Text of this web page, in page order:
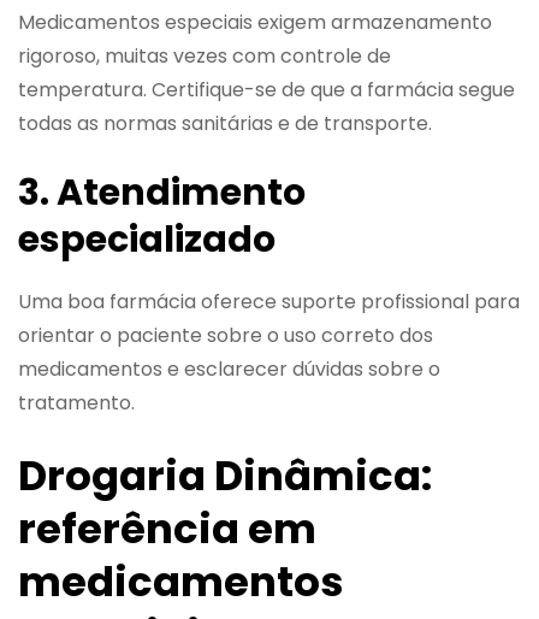
Medicamentos especiais exigem armazenamento
rigoroso, muitas vezes com controle de
temperatura. Certifique-se de que a farmácia segue
todas as normas sanitárias e de transporte.
3. Atendimento
especializado
Uma boa farmácia oferece suporte profissional para
orientar o paciente sobre o uso correto dos
medicamentos e esclarecer dúvidas sobre o
tratamento.
Drogaria Dinâmica:
referência em
medicamentos